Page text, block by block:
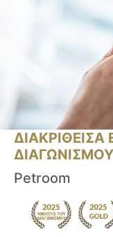
ΔΙΑΚΡΙΘΕΙΣΑ
ΔΙΑΓΩΝΙΣΜΟΥ
Petroom